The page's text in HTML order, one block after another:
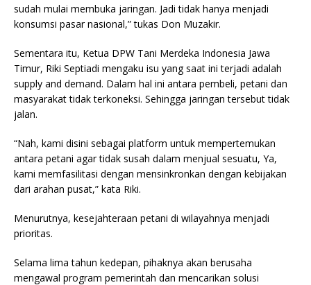
sudah mulai membuka jaringan. Jadi tidak hanya menjadi
konsumsi pasar nasional,” tukas Don Muzakir.
Sementara itu, Ketua DPW Tani Merdeka Indonesia Jawa
Timur, Riki Septiadi mengaku isu yang saat ini terjadi adalah
supply and demand. Dalam hal ini antara pembeli, petani dan
masyarakat tidak terkoneksi. Sehingga jaringan tersebut tidak
jalan.
“Nah, kami disini sebagai platform untuk mempertemukan
antara petani agar tidak susah dalam menjual sesuatu, Ya,
kami memfasilitasi dengan mensinkronkan dengan kebijakan
dari arahan pusat,” kata Riki.
Menurutnya, kesejahteraan petani di wilayahnya menjadi
prioritas.
Selama lima tahun kedepan, pihaknya akan berusaha
mengawal program pemerintah dan mencarikan solusi